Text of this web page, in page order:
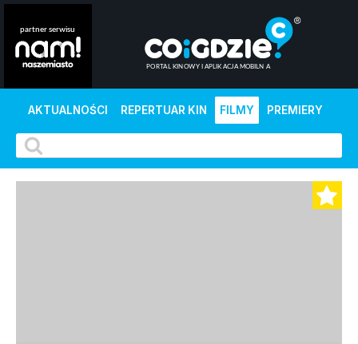
AKTUALNOŚCI REPERTUAR KIN FILMY PREMIERY